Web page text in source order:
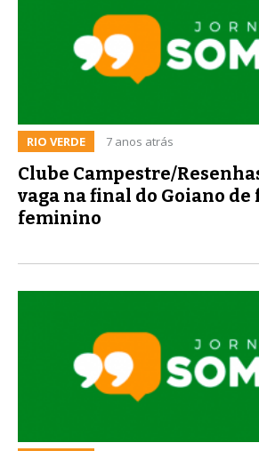
RIO VERDE 7 anos atrás
Clube Campestre/
vaga na final do Goiano de
feminino